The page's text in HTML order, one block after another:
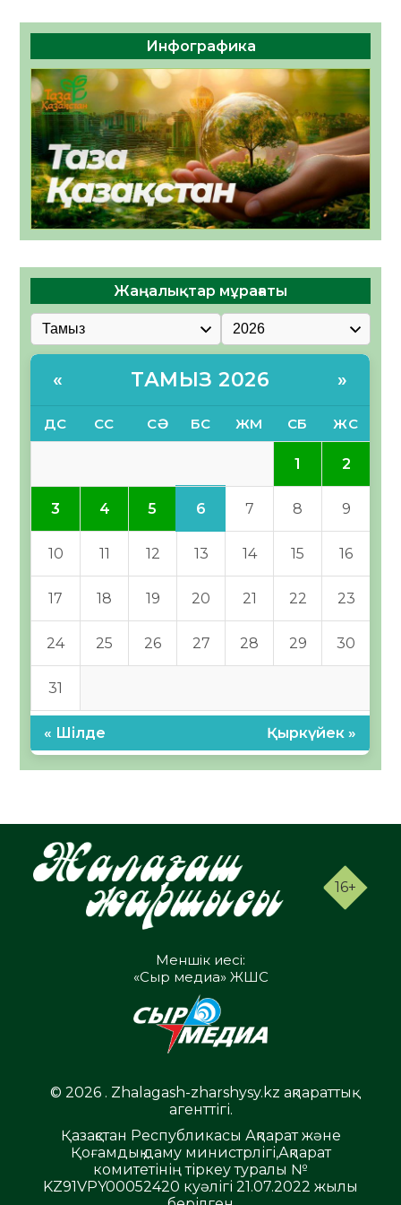
Инфографика
Жаңалықтар мұрағаты
« ТАМЫЗ 2026 »
ДС СС СӘ БС ЖМ СБ ЖС
1 2
3 4 5 6 7 8 9
10 11 12 13 14 15 16
17 18 19 20 21 22 23
24 25 26 27 28 29 30
31
« Шілде Қыркүйек »
16+
Меншік иесі:
«Сыр медиа» ЖШС
© 2026 . Zhalagash-zharshysy.kz ақпараттық
агенттігі.
Қазақстан Республикасы Ақпарат және
Қоғамдық даму министрлігі,Ақпарат
комитетінің тіркеу туралы №
KZ91VPY00052420 куәлігі 21.07.2022 жылы